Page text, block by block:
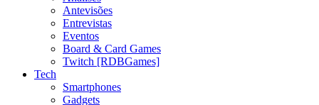
Antevisões
Entrevistas
Eventos
Board & Card Games
Twitch [RDBGames]
Tech
Smartphones
Gadgets